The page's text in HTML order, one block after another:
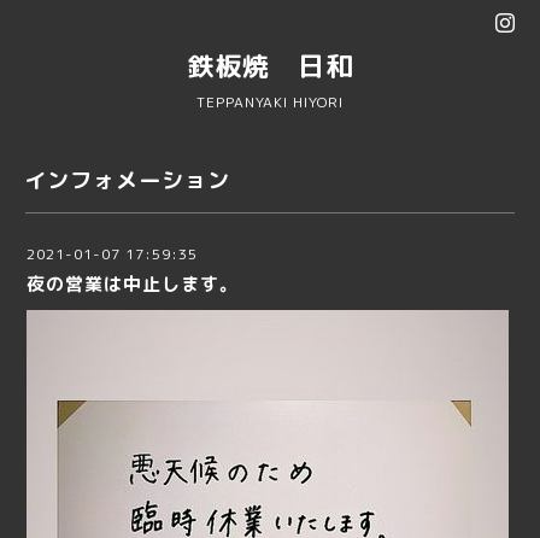
鉄板焼 日和
TEPPANYAKI HIYORI
インフォメーション
2021-01-07 17:59:35
夜の営業は中止します。